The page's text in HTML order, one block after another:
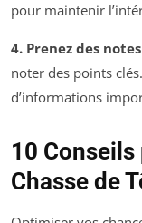
pour maintenir
4. Prenez des notes
noter des points
d’informations
10
Chasse de